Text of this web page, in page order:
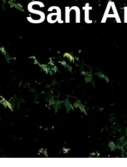
Sant